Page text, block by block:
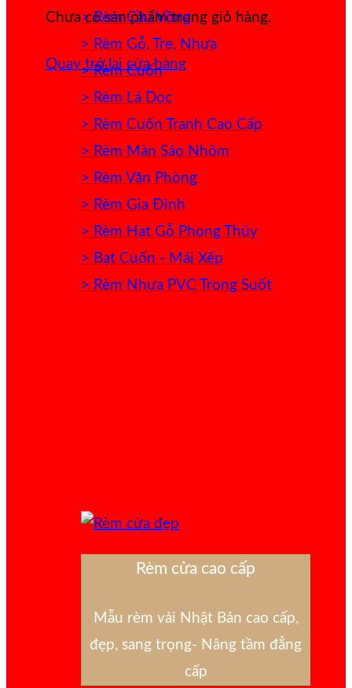
Chưa có sản phẩm trong giỏ hàng.
Quay trở lại cửa hàng
> Rèm Cầu Vồng
> Rèm Gỗ, Tre, Nhựa
> Rèm Cuốn
> Rèm Lá Dọc
> Rèm Cuốn Tranh Cao Cấp
> Rèm Màn Sáo Nhôm
> Rèm Văn Phòng
> Rèm Gia Đình
> Rèm Hạt Gỗ Phong Thủy
> Bạt Cuốn - Mái Xếp
> Rèm Nhựa PVC Trong Suốt
Rèm cửa cao cấp
Mẫu rèm vải Nhật Bản cao cấp,
đẹp, sang trọng- Nâng tầm đẳng
cấp